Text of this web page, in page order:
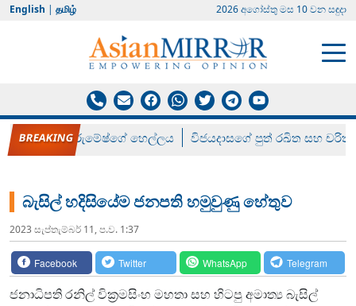
English | தமிழ் 2026 අගෝස්‍තු මස 10 වන සඳුදා
රන් ගෙනා රුමේෂ්ගේ හෙල්ලය විජයදාසගේ පුත් රඛිත සහ චරිත්
බැසිල් හදිසියේම ජනපති හමුවුණු හේතුව
2023 සැප්‍තැම්‍බර් 11, ප.ව. 1:37
Facebook Twitter WhatsApp Telegram
ජනාධිපති රනිල් වික්‍රමසිංහ මහතා සහ හිටපු අමාත්‍ය බැසිල්